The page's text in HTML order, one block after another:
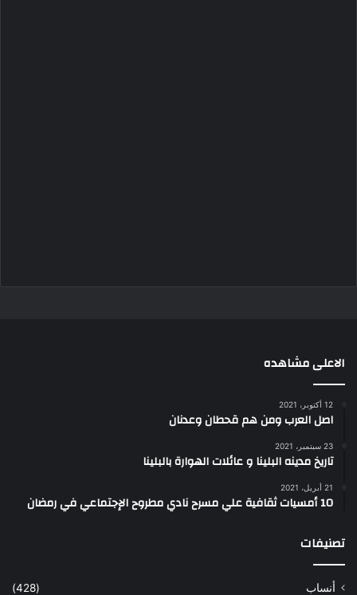
الاعلى مشاهده
12 أكتوبر، 2021
اصل العرب ومن هم قحطان وعدنان
23 سبتمبر، 2021
تاريخ مدينه البلينا و عائلات الهوارة بالبلينا
21 أبريل، 2021
10 أمسيات ثقافية علي مسرح نادي مطروح الإجتماعي في رمضان
تصنيفات
أنساب
(428)